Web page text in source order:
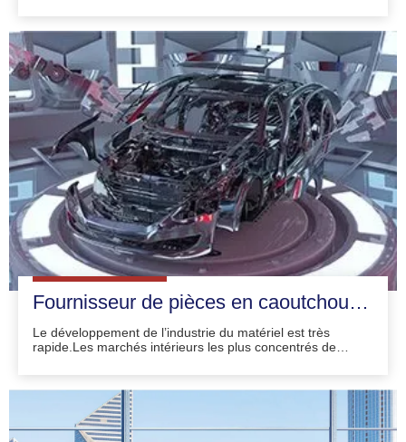
inestimable, les produits de quincaillerie sont devenus un
élément indispensable de la fabrication industrielle. Mais
en tant que produit de soutien
Fournisseur de pièces en caoutchouc de châssis automatique
Le développement de l’industrie du matériel est très
rapide.Les marchés intérieurs les plus concentrés de
la quincaillerie de construction, la quincaillerie de
décoration et la quincaillerie quotidienne.La tendance à la
concentration de l'industrie du matériel informatique est
également évidente.Dôme